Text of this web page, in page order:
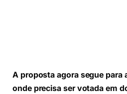
A proposta agora segue para
onde precisa ser votada em